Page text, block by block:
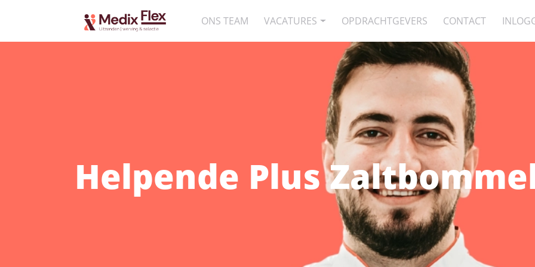
ONS TEAM VACATURES OPDRACHTGEVERS CONTACT
Helpende Plus